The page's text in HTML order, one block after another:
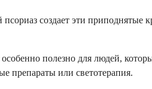
создает эти приподнятые
полезно для людей,
препараты или светотерапия.